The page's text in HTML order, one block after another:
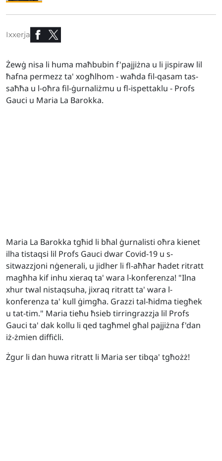
Ixxerja
Żewġ nisa li huma maħbubin f'pajjiżna u li jispiraw lil
ħafna permezz ta' xogħlhom - waħda fil-qasam tas-
saħħa u l-oħra fil-ġurnaliżmu u fl-ispettaklu - Profs
Gauci u Maria La Barokka.
Maria La Barokka tgħid li bħal ġurnalisti oħra kienet
ilha tistaqsi lil Profs Gauci dwar Covid-19 u s-
sitwazzjoni nġenerali, u jidher li fl-aħħar ħadet ritratt
magħha kif inhu xieraq ta' wara l-konferenza! "Ilna
xhur twal nistaqsuha, jixraq ritratt ta' wara l-
konferenza ta' kull ġimgħa. Grazzi tal-ħidma tiegħek
u tat-tim." Maria tieħu ħsieb tirringrazzja lil Profs
Gauci ta' dak kollu li qed tagħmel għal pajjiżna f'dan
iż-żmien diffiċli.
Żgur li dan huwa ritratt li Maria ser tibqa' tgħożż!